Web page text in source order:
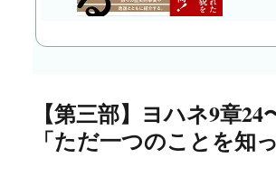
【第三部】ヨハネ9章
「ただ一つのことを知